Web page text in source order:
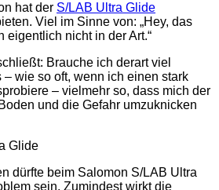
hat der S/LAB Ultra Glide
Viel im Sinne von: „Hey, das
eigentlich nicht in der Art.“
Brauche ich derart viel
– wie so oft, wenn ich einen stark
– vielmehr so, dass mich der
und die Gefahr umzuknicken
dürfte beim Salomon S/LAB Ultra
sein. Zumindest wirkt die